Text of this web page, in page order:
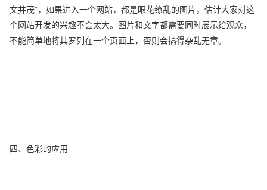
文并茂”，如果进入一个网站，都是眼花缭乱的图片，估计大家对这
个网站开发的兴趣不会太大。图片和文字都需要同时展示给观众，
不能简单地将其罗列在一个页面上，否则会搞得杂乱无章。
四、色彩的应用